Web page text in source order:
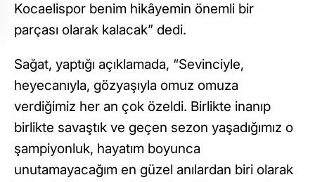
Kocaelispor benim hikâyemin önemli bir
parçası olarak kalacak” dedi.
Sağat, yaptığı açıklamada, “Sevinciyle,
heyecanıyla, gözyaşıyla omuz omuza
verdiğimiz her an çok özeldi. Birlikte inanıp
birlikte savaştık ve geçen sezon yaşadığımız o
şampiyonluk, hayatım boyunca
unutamayacağım en güzel anılardan biri olarak